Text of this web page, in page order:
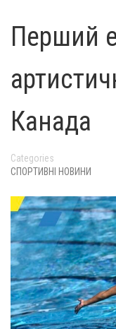
Перший
Канада
Categories
СПОРТИВНІ НОВИНИ